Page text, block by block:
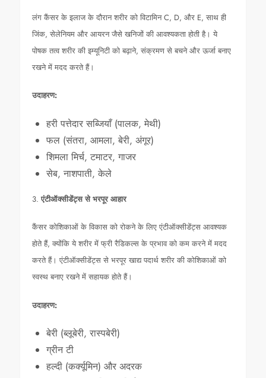
लंग कैंसर के इलाज के दौरान शरीर को विटामिन C, D, और E, साथ ही
जिंक, सेलेनियम और आयरन जैसे खनिजों की आवश्यकता होती है। ये
पोषक तत्व शरीर की इम्यूनिटी को बढ़ाने, संक्रमण से बचने और ऊर्जा बनाए
रखने में मदद करते हैं।
उदाहरण:
हरी पत्तेदार सब्जियाँ (पालक, मेथी)
फल (संतरा, आमला, बेरी, अंगूर)
शिमला मिर्च, टमाटर, गाजर
सेब, नाशपाती, केले
3. एंटीऑक्सीडेंट्स से भरपूर आहार
कैंसर कोशिकाओं के विकास को रोकने के लिए एंटीऑक्सीडेंट्स आवश्यक
होते हैं, क्योंकि ये शरीर में फ्री रैडिकल्स के प्रभाव को कम करने में मदद
करते हैं। एंटीऑक्सीडेंट्स से भरपूर खाद्य पदार्थ शरीर की कोशिकाओं को
स्वस्थ बनाए रखने में सहायक होते हैं।
उदाहरण:
बेरी (ब्लूबेरी, रास्पबेरी)
ग्रीन टी
हल्दी (कर्क्यूमिन) और अदरक